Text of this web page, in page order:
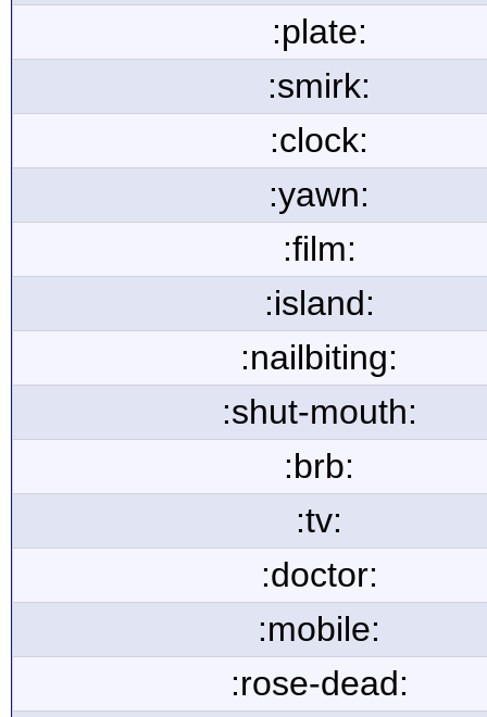
:plate:
:smirk:
:clock:
:yawn:
:film:
:island:
:nailbiting:
:shut-mouth:
:brb:
:tv:
:doctor:
:mobile:
:rose-dead: